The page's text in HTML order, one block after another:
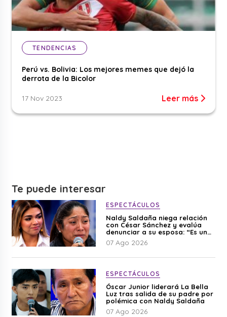
TENDENCIAS
Perú vs. Bolivia: Los mejores memes que dejó la
derrota de la Bicolor
17 Nov 2023 Leer más
Te puede interesar
ESPECTÁCULOS
Naldy Saldaña niega relación
con César Sánchez y evalúa
denunciar a su esposa: “Es una
difamación”
07 Ago 2026
ESPECTÁCULOS
Óscar Junior liderará La Bella
Luz tras salida de su padre por
polémica con Naldy Saldaña
07 Ago 2026